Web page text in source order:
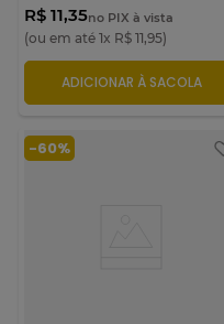
R$ 11,35no PIX à vista
(ou em até 1x R$ 11,95)
ADICIONAR À SACOLA
-60%